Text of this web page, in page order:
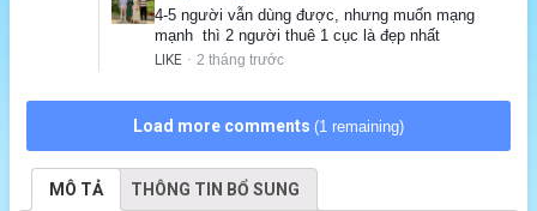
4-5 người vẫn dùng được, nhưng muốn mạng
mạnh  thì 2 người thuê 1 cục là đẹp nhất
LIKE · 2 tháng trước
Load more comments (1 remaining)
MÔ TẢ THÔNG TIN BỔ SUNG